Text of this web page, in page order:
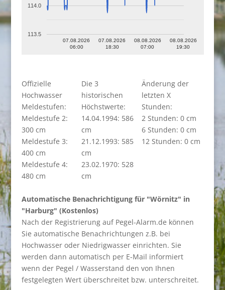
07.08.2026
06:00
07.08.2026
18:30
08.08.2026
07:00
08.08.2026
19:30
113.5
114.0
Offizielle
Hochwasser
Meldestufen:
Meldestufe 2:
300 cm
Meldestufe 3:
400 cm
Meldestufe 4:
480 cm
Die 3
historischen
Höchstwerte:
14.04.1994: 586
cm
21.12.1993: 585
cm
23.02.1970: 528
cm
Änderung der
letzten X
Stunden:
2 Stunden: 0 cm
6 Stunden: 0 cm
12 Stunden: 0 cm
Automatische Benachrichtigung für "Wörnitz" in
"Harburg" (Kostenlos)
Nach der Registrierung auf Pegel-Alarm.de können
Sie automatische Benachrichtungen z.B. bei
Hochwasser oder Niedrigwasser einrichten. Sie
werden dann automatisch per E-Mail informiert
wenn der Pegel / Wasserstand den von Ihnen
festgelegten Wert überschreitet bzw. unterschreitet.